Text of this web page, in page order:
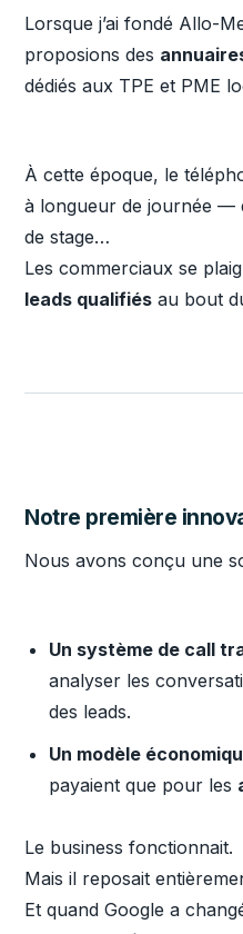
Lorsque j’ai fondé Allo-
proposions des
dédiés aux TPE et PME
À cette époque, le
à longueur de journée —
de stage…
Les commerciaux se
leads qualifiés au bout
Notre première
Nous avons conçu une
Un système de call
analyser les
des leads.
Un modèle
payaient que pour les
Le business fonctionnait.
Mais il reposait
Et quand Google a